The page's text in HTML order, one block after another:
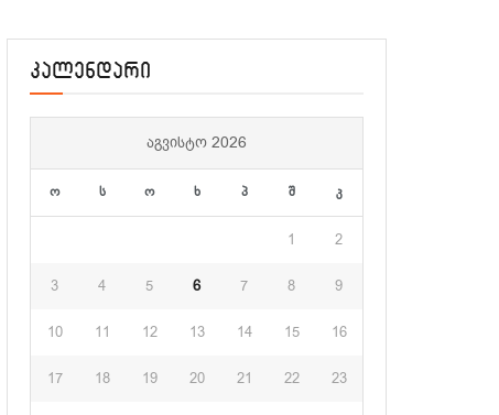
კალენდარი
ᲐᲒᲕᲘᲡᲢᲝ 2026
ო ს ო ხ პ შ კ
1 2
3 4 5 6 7 8 9
10 11 12 13 14 15 16
17 18 19 20 21 22 23